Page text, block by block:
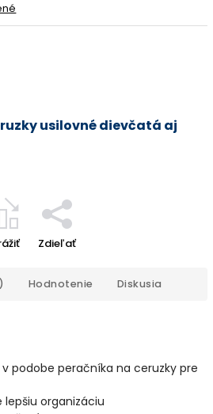
usilovné dievčatá aj
Zdieľať
Hodnotenie Diskusia
podobe peračníka na ceruzky pre
lepšiu organizáciu